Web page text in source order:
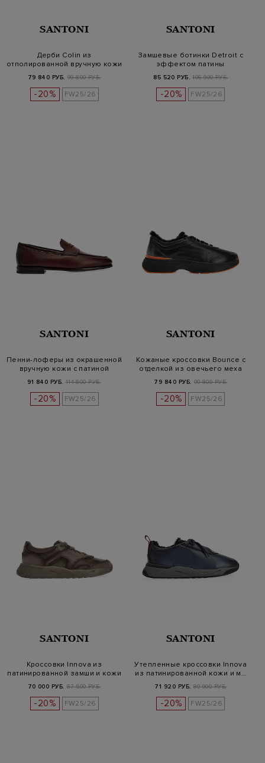
SANTONI
Дерби Colin из
отполированной вручную кожи
79 840 РУБ. 99 800 РУБ.
-20% FW25/26
SANTONI
Замшевые ботинки Detroit с
эффектом патины
85 520 РУБ. 106 900 РУБ.
-20% FW25/26
SANTONI
Пенни-лоферы из окрашенной
вручную кожи с патиной
91 840 РУБ. 114 800 РУБ.
-20% FW25/26
SANTONI
Кожаные кроссовки Bounce с
отделкой из овечьего меха
79 840 РУБ. 99 800 РУБ.
-20% FW25/26
SANTONI
Кроссовки Innova из
патинированной замши и кожи
70 000 РУБ. 87 500 РУБ.
-20% FW25/26
SANTONI
Утепленные кроссовки Innova
из патинированной кожи и м…
71 920 РУБ. 89 900 РУБ.
-20% FW25/26